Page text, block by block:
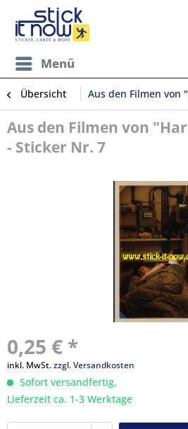
Menü
Übersicht Aus den Filmen von
Aus den Filmen von
- Sticker Nr. 7
0,25 € *
inkl. MwSt.zzgl. Versandkosten
Sofort versandfertig,
Lieferzeit ca. 1-3 Werktage